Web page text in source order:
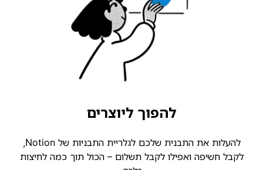
להפוך ליוצרים
להעלות את התבנית שלכם לגלריית התבניות של Notion,
לקבל חשיפה ואפילו לקבל תשלום – הכול תוך כמה לחיצות